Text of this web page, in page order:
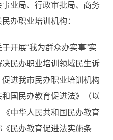
业局、行政审批局、商务
办职业培训机构：
开展“我为群众办实事”实
民办职业培训领域民生诉
进我市民办职业培训机构
国民办教育促进法》（以
中华人民共和国民办教育
民办教育促进法实施条